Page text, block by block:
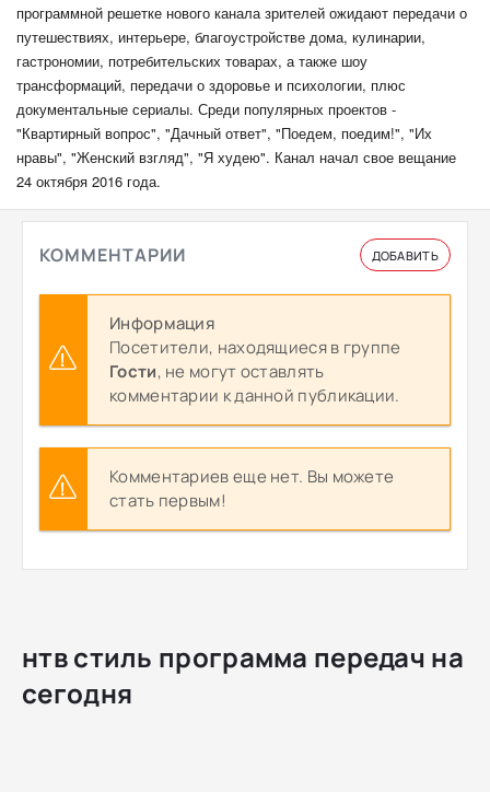
программной решетке нового канала зрителей ожидают передачи о
путешествиях, интерьере, благоустройстве дома, кулинарии,
гастрономии, потребительских товарах, а также шоу
трансформаций, передачи о здоровье и психологии, плюс
документальные сериалы. Среди популярных проектов -
"Квартирный вопрос", "Дачный ответ", "Поедем, поедим!", "Их
нравы", "Женский взгляд", "Я худею". Канал начал свое вещание
24 октября 2016 года.
КОММЕНТАРИИ ДОБАВИТЬ
Информация
Посетители, находящиеся в группе
Гости, не могут оставлять
комментарии к данной публикации.
Комментариев еще нет. Вы можете
стать первым!
нтв стиль программа передач на
сегодня